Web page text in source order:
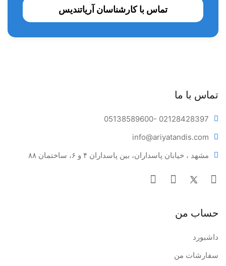
تماس با کارشناسان آریاتندیس
تماس با ما
05138589600- 02128428397
info@ariyatandis.com
مشهد ، خیابان پاسداران، بین پاسداران ۴ و ۶، ساختمان ۸۸
حساب من
داشبورد
سفارشات من